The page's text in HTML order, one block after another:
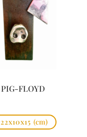
PIG-FLOYD
22x10x15 (cm)